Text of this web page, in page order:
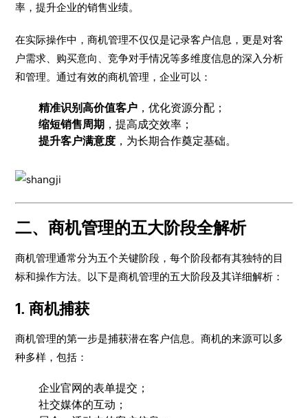
率，提升企业的销售业绩。
在实际操作中，商机管理不仅仅是记录客户信息，更是对客
户需求、购买意向、竞争对手情况等多维度信息的深入分析
和管理。通过有效的商机管理，企业可以：
精准识别高价值客户 ，优化资源分配；
缩短销售周期 ，提高成交效率；
提升客户满意度 ，为长期合作奠定基础。
二、商机管理的五大阶段全解析
商机管理通常分为五个关键阶段，每个阶段都有其独特的目
标和操作方法。以下是商机管理的五大阶段及其详细解析：
1. 商机捕获
商机管理的第一步是捕获潜在客户信息。商机的来源可以多
种多样，包括：
企业官网的表单提交；
社交媒体的互动；